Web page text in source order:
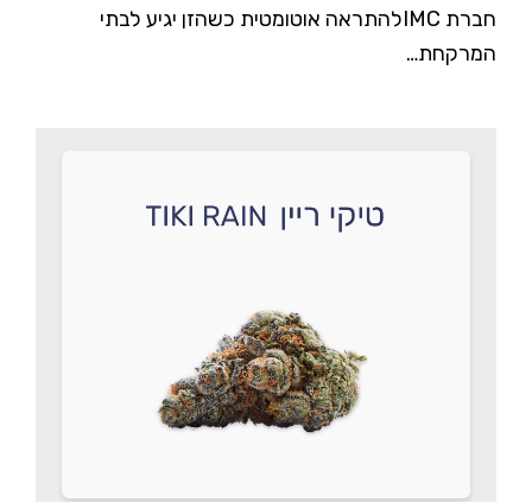
חברת IMCלהתראה אוטומטית כשהזן יגיע לבתי
המרקחת…